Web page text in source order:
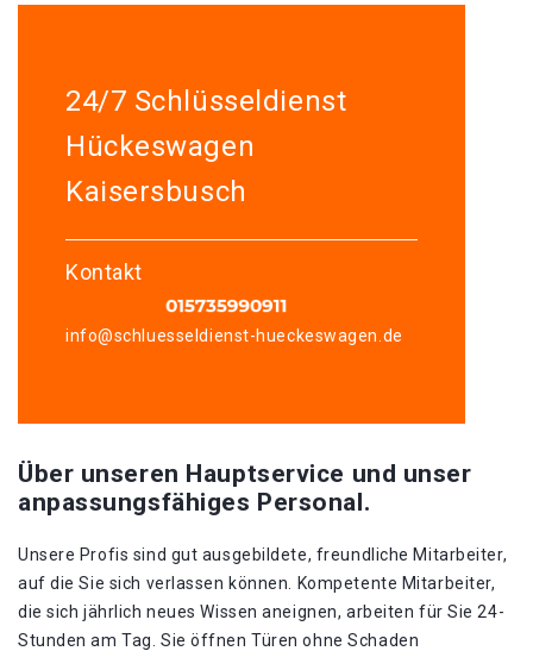
24/7 Schlüsseldienst
Hückeswagen
Kaisersbusch
Kontakt
info@schluesseldienst-hueckeswagen.de
Über unseren Hauptservice und unser
anpassungsfähiges Personal.
Unsere Profis sind gut ausgebildete, freundliche Mitarbeiter,
auf die Sie sich verlassen können. Kompetente Mitarbeiter,
die sich jährlich neues Wissen aneignen, arbeiten für Sie 24-
Stunden am Tag. Sie öffnen Türen ohne Schaden